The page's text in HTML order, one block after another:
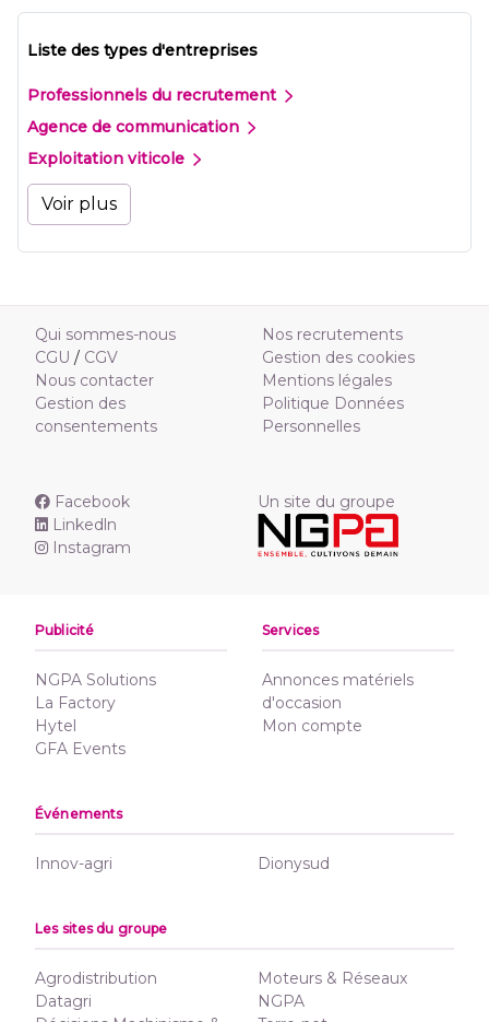
Liste des types d'entreprises
Professionnels du recrutement
Agence de communication
Exploitation viticole
Voir plus
Qui sommes-nous
CGU / CGV
Nous contacter
Gestion des
consentements
Nos recrutements
Gestion des cookies
Mentions légales
Politique Données
Personnelles
Facebook
Linkedln
Instagram
Un site du groupe
Publicité
NGPA Solutions
La Factory
Hytel
GFA Events
Services
Annonces matériels
d'occasion
Mon compte
Événements
Innov-agri Dionysud
Les sites du groupe
Agrodistribution
Datagri
Moteurs & Réseaux
NGPA